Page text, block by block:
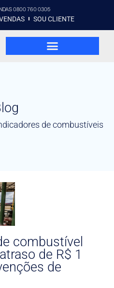
0800 760 0305
SOU CLIENTE
de combustíveis
combustível
de R$ 1
de